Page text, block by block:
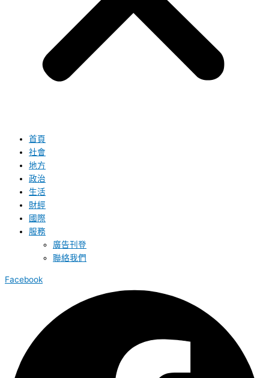
首頁
社會
地方
政治
生活
財經
國際
服務
廣告刊登
聯絡我們
Facebook